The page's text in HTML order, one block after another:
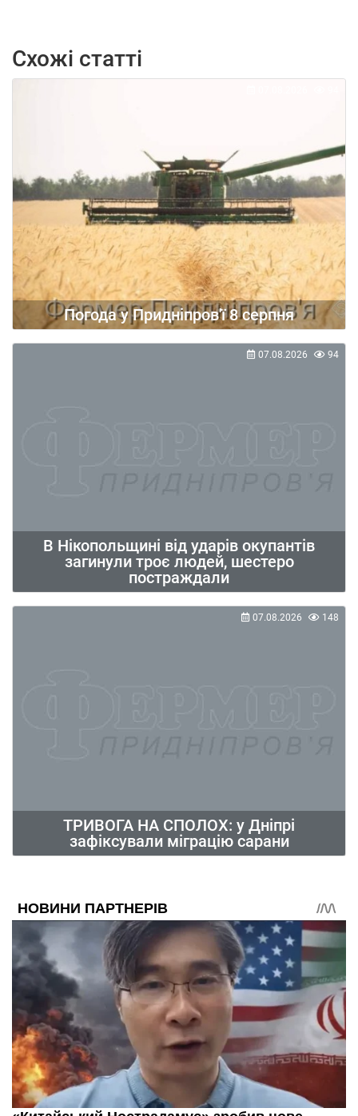
Схожі статті
Погода у Придніпров'ї 8 серпня
В Нікопольщині від ударів окупантів
загинули троє людей, шестеро
постраждали
07.08.2026 94
ТРИВОГА НА СПОЛОХ: у Дніпрі
зафіксували міграцію сарани
07.08.2026 148